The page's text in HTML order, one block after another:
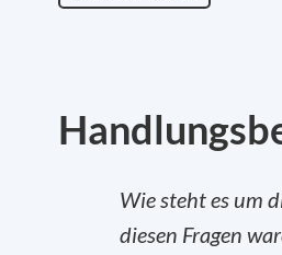
Wie steht es um
diesen Fragen